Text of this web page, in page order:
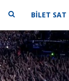
BİLET SAT